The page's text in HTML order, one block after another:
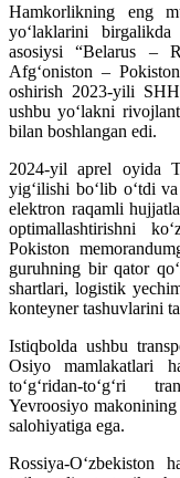
Hamkorlikning eng
yo‘laklarini
asosiysi “Belarus –
Afg‘oniston –
oshirish 2023-yili
ushbu yo‘lakni
bilan boshlangan edi.
2024-yil aprel oyida
yig‘ilishi bo‘lib o‘tdi
elektron raqamli
optimallashtirishni
Pokiston
guruhning bir qator
shartlari, logistik
konteyner tashuvlarini
Istiqbolda ushbu
Osiyo mamlakatlari
to‘g‘ridan-to‘g‘ri
Yevroosiyo
salohiyatiga ega.
Rossiya-O‘zbekiston